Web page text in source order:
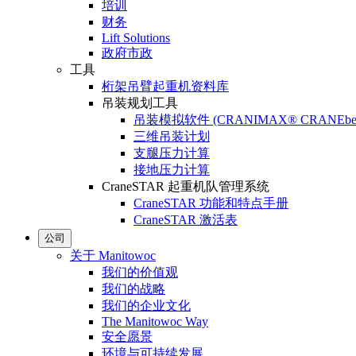
培训
财务
Lift Solutions
政府市政
工具
桁架吊臂起重机资料库
吊装规划工具
吊装模拟软件 (CRANIMAX®
三维吊装计划
支腿压力计算
接地压力计算
CraneSTAR 起重机队管理系统
CraneSTAR 功能和特点手册
CraneSTAR 激活表
公司
关于 Manitowoc
我们的价值观
我们的战略
我们的企业文化
The Manitowoc Way
安全愿景
环境与可持续发展